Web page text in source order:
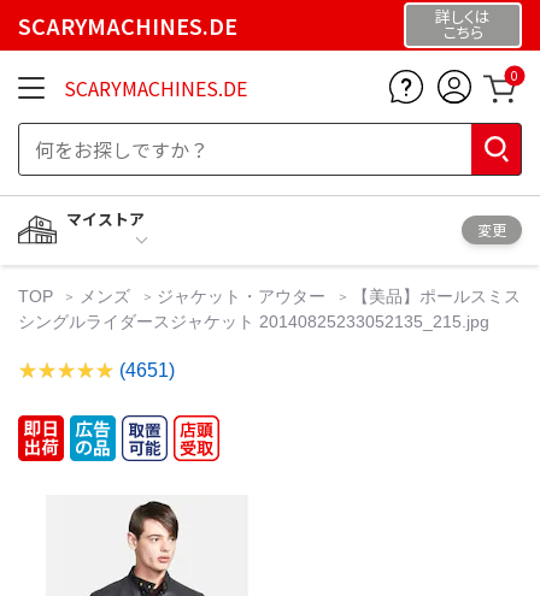
SCARYMACHINES.DE 詳しくは
こちら
SCARYMACHINES.DE 0
マイストア
変更
TOP メンズ ジャケット・アウター
【美品】ポールスミス
シングルライダースジャケット 20140825233052135_215.jpg
(4651)